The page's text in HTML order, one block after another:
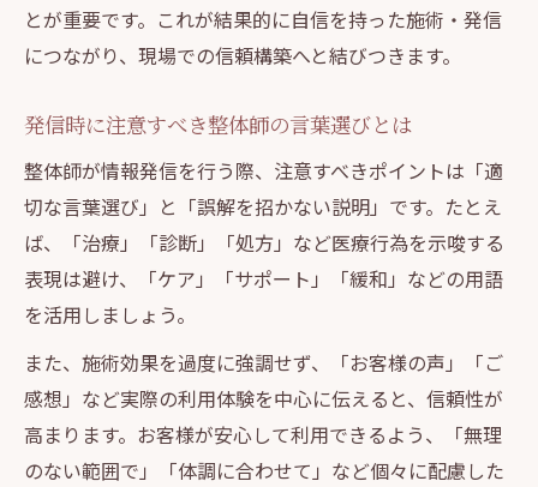
とが重要です。これが結果的に自信を持った施術・発信
につながり、現場での信頼構築へと結びつきます。
発信時に注意すべき整体師の言葉選びとは
整体師が情報発信を行う際、注意すべきポイントは「適
切な言葉選び」と「誤解を招かない説明」です。たとえ
ば、「治療」「診断」「処方」など医療行為を示唆する
表現は避け、「ケア」「サポート」「緩和」などの用語
を活用しましょう。
また、施術効果を過度に強調せず、「お客様の声」「ご
感想」など実際の利用体験を中心に伝えると、信頼性が
高まります。お客様が安心して利用できるよう、「無理
のない範囲で」「体調に合わせて」など個々に配慮した